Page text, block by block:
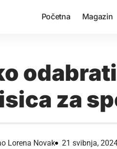
Početna Magazin
za
Lorena Novak 21 svibnja,